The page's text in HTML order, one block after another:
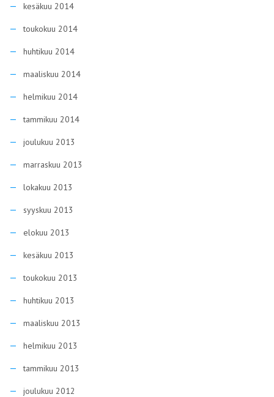
kesäkuu 2014
toukokuu 2014
huhtikuu 2014
maaliskuu 2014
helmikuu 2014
tammikuu 2014
joulukuu 2013
marraskuu 2013
lokakuu 2013
syyskuu 2013
elokuu 2013
kesäkuu 2013
toukokuu 2013
huhtikuu 2013
maaliskuu 2013
helmikuu 2013
tammikuu 2013
joulukuu 2012